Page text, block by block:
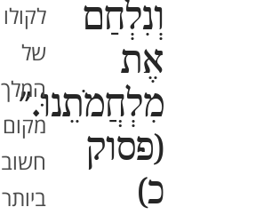
וְנִלְחַם
אֶת
מִלְחֲמֹתֵנוּ."
(פסוק
כ)
לקולו
של
המלך
מקום
חשוב
ביותר